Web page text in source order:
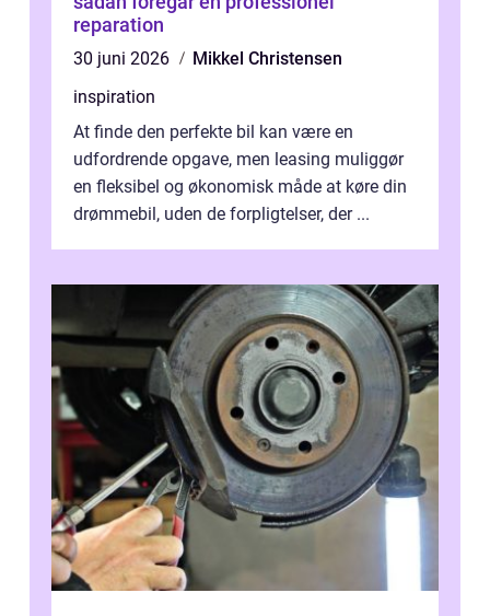
reparation
30 juni 2026
Mikkel Christensen
inspiration
At finde den perfekte bil kan være en
udfordrende opgave, men leasing muliggør
en fleksibel og økonomisk måde at køre din
drømmebil, uden de forpligtelser, der ...